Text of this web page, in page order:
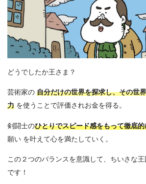
どうでしたか王さま？
芸術家の 自分だけの世界を探求し、その世
力 を使うことで評価されお金を得る。
剣闘士のひとりでスピード感をもって徹底
願い を叶えて心を満たしていく。
この２つのバランスを意識して、ちいさな
です！